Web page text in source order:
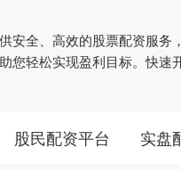
安全、高效的股票配资服务
您轻松实现盈利目标。快速
股民配资平台 实盘